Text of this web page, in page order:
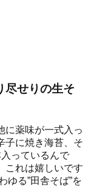
尽せりの生そ
に薬味が一式入っ
子に焼き海苔、そ
っているんで
これは嬉しいです
ゆる”田舎そば”を